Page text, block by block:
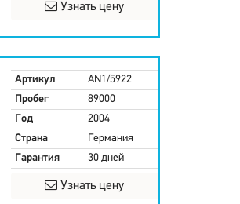
Узнать цену
Артикул
AN1/5922
Пробег
89000
Год
2004
Страна
Германия
Гарантия
30 дней
Узнать цену